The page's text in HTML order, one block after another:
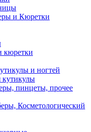
и Кюретки
и ногтей
пинцеты, прочее
Косметологический